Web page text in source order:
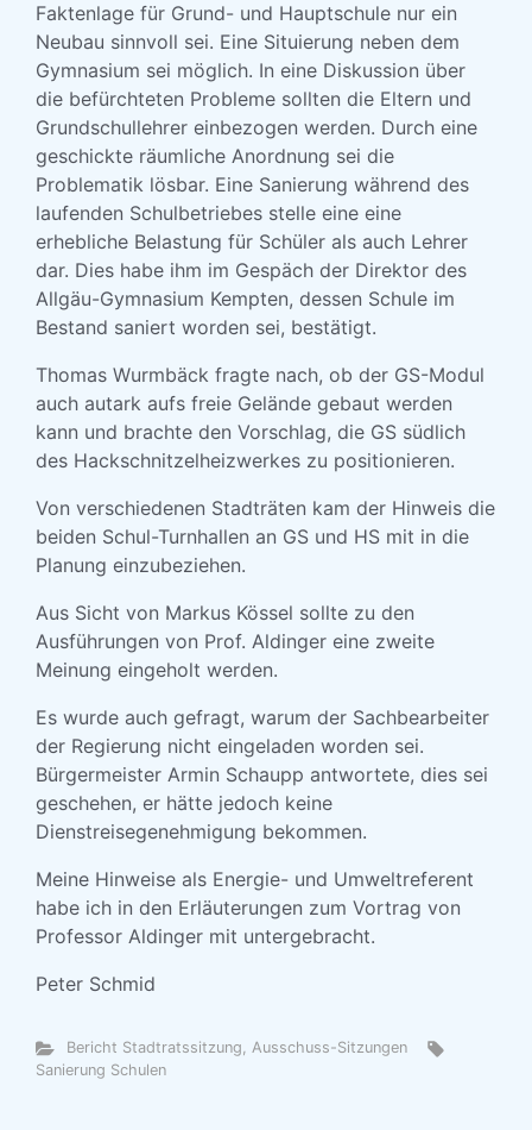
Faktenlage für Grund- und Hauptschule nur ein
Neubau sinnvoll sei. Eine Situierung neben dem
Gymnasium sei möglich. In eine Diskussion über
die befürchteten Probleme sollten die Eltern und
Grundschullehrer einbezogen werden. Durch eine
geschickte räumliche Anordnung sei die
Problematik lösbar. Eine Sanierung während des
laufenden Schulbetriebes stelle eine eine
erhebliche Belastung für Schüler als auch Lehrer
dar. Dies habe ihm im Gespäch der Direktor des
Allgäu-Gymnasium Kempten, dessen Schule im
Bestand saniert worden sei, bestätigt.
Thomas Wurmbäck fragte nach, ob der GS-Modul
auch autark aufs freie Gelände gebaut werden
kann und brachte den Vorschlag, die GS südlich
des Hackschnitzelheizwerkes zu positionieren.
Von verschiedenen Stadträten kam der Hinweis die
beiden Schul-Turnhallen an GS und HS mit in die
Planung einzubeziehen.
Aus Sicht von Markus Kössel sollte zu den
Ausführungen von Prof. Aldinger eine zweite
Meinung eingeholt werden.
Es wurde auch gefragt, warum der Sachbearbeiter
der Regierung nicht eingeladen worden sei.
Bürgermeister Armin Schaupp antwortete, dies sei
geschehen, er hätte jedoch keine
Dienstreisegenehmigung bekommen.
Meine Hinweise als Energie- und Umweltreferent
habe ich in den Erläuterungen zum Vortrag von
Professor Aldinger mit untergebracht.
Peter Schmid
Bericht Stadtratssitzung, Ausschuss-Sitzungen
Sanierung Schulen